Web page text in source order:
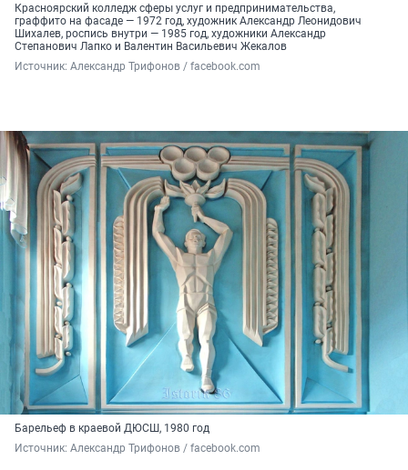
Красноярский колледж сферы услуг и предпринимательства,
граффито на фасаде — 1972 год, художник Александр Леонидович
Шихалев, роспись внутри — 1985 год, художники Александр
Степанович Лапко и Валентин Васильевич Жекалов
Источник: Александр Трифонов / facebook.com
Барельеф в краевой ДЮСШ, 1980 год
Источник: Александр Трифонов / facebook.com